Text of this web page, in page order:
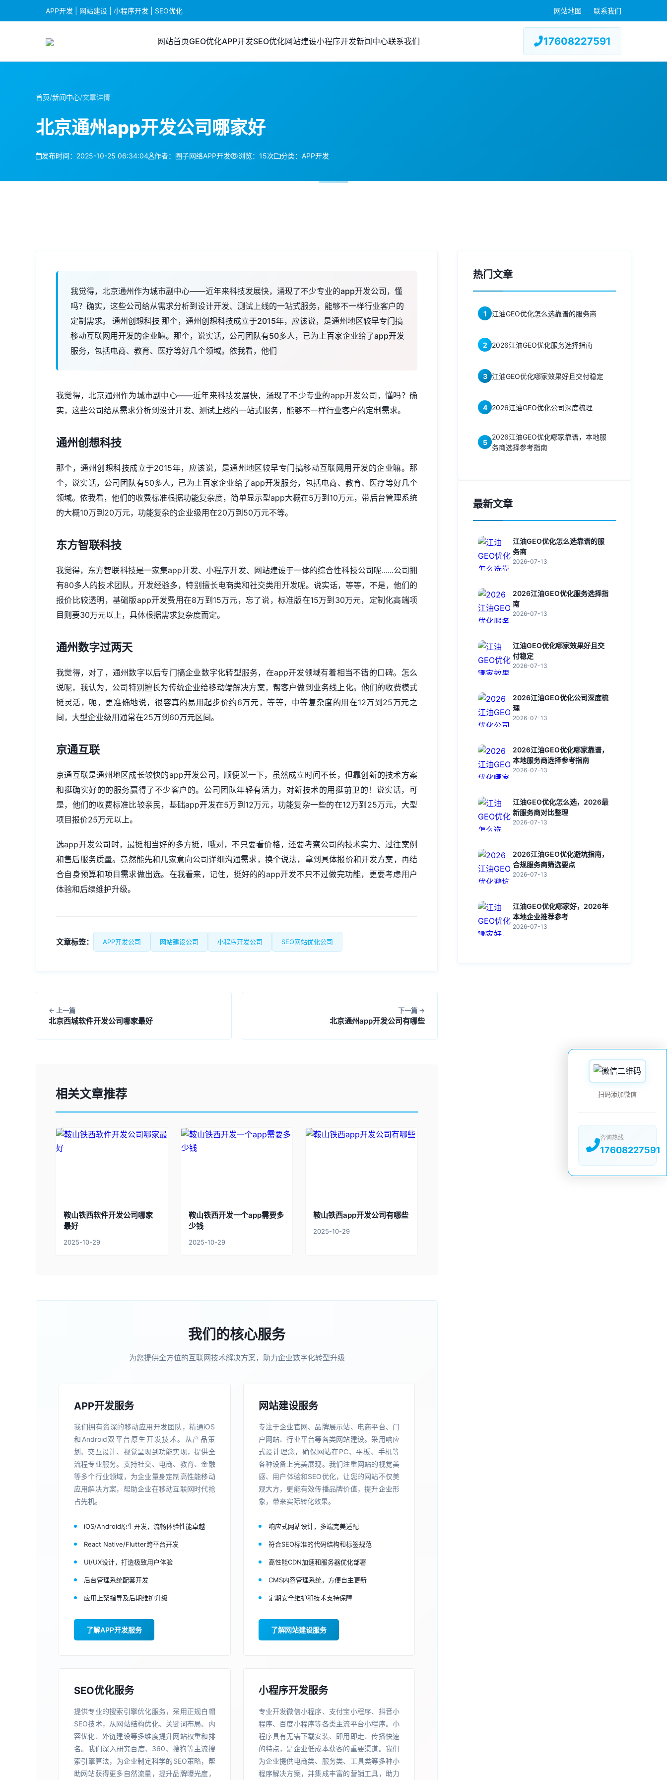
APP开发 | 网站建设 | 小程序开发 | SEO优化 网站地图 联系我们
网站首页GEO优化APP开发SEO优化网站建设小程序开发新闻中心联系我们 17608227591
首页/新闻中心/文章详情
北京通州app开发公司哪家好
发布时间：2025-10-25 06:34:04 作者：圈子网络APP开发 浏览：15次 分类：APP开发
我觉得，北京通州作为城市副中心——近年来科技发展快，涌现了不少专业的app开发公司，懂
吗？确实，这些公司给从需求分析到设计开发、测试上线的一站式服务，能够不一样行业客户的
定制需求。 通州创想科技 那个，通州创想科技成立于2015年，应该说，是通州地区较早专门搞
移动互联网用开发的企业嘛。那个，说实话，公司团队有50多人，已为上百家企业给了app开发
服务，包括电商、教育、医疗等好几个领域。依我看，他们
我觉得，北京通州作为城市副中心——近年来科技发展快，涌现了不少专业的app开发公司 ，懂吗？确
实，这些公司给从需求分析到设计开发、测试上线的一站式服务，能够不一样行业客户的定制需求。
通州创想科技
那个，通州创想科技成立于2015年，应该说，是通州地区较早专门搞移动互联网用开发的企业嘛。那
个，说实话，公司团队有50多人，已为上百家企业给了app开发服务，包括电商、教育、医疗等好几个
领域。依我看，他们的收费标准根据功能复杂度，简单显示型app大概在5万到10万元，带后台管理系统
的大概10万到20万元，功能复杂的企业级用在20万到50万元不等。
东方智联科技
我觉得，东方智联科技是一家集app开发、小程序开发、 网站建设于一体的综合性科技公司呢......公司拥
有80多人的技术团队，开发经验多，特别擅长电商类和社交类用开发呢。说实话，等等，不是，他们的
报价比较透明，基础版app开发费用在8万到15万元，忘了说，标准版在15万到30万元，定制化高端项
目则要30万元以上，具体根据需求复杂度而定。
通州数字过两天
我觉得，对了，通州数字以后专门搞企业数字化转型服务，在app开发领域有着相当不错的口碑。怎么
说呢，我认为，公司特别擅长为传统企业给移动端解决方案，帮客户做到业务线上化。他们的收费模式
挺灵活，呃，更准确地说，很容真的易用起步价约6万元，等等，中等复杂度的用在12万到25万元之
间，大型企业级用通常在25万到60万元区间。
京通互联
京通互联是通州地区成长较快的app开发公司，顺便说一下，虽然成立时间不长，但靠创新的技术方案
和挺确实好的的服务赢得了不少客户的。公司团队年轻有活力，对新技术的用挺前卫的！说实话，可
是，他们的收费标准比较亲民，基础app开发在5万到12万元，功能复杂一些的在12万到25万元，大型
项目报价25万元以上。
选app开发公司时，最挺相当好的多方挺，哦对，不只要看价格，还要考察公司的技术实力、过往案例
和售后服务质量。竟然能先和几家意向公司详细沟通需求，换个说法，拿到具体报价和开发方案，再结
合自身预算和项目需求做出选。在我看来，记住，挺好的的app开发不只不过做完功能，更要考虑用户
体验和后续维护升级。
文章标签： APP开发公司 网站建设公司 小程序开发公司 SEO网站优化公司
上一篇
北京西城软件开发公司哪家最好
下一篇
北京通州app开发公司有哪些
相关文章推荐
鞍山铁西软件开发公司哪家
最好
2025-10-29
鞍山铁西开发一个app需要多
少钱
2025-10-29
鞍山铁西app开发公司有哪些
2025-10-29
我们的核心服务
为您提供全方位的互联网技术解决方案，助力企业数字化转型升级
APP开发服务
我们拥有资深的移动应用开发团队，精通iOS
和Android双平台原生开发技术。从产品策
划、交互设计、视觉呈现到功能实现，提供全
流程专业服务。支持社交、电商、教育、金融
等多个行业领域，为企业量身定制高性能移动
应用解决方案，帮助企业在移动互联网时代抢
占先机。
iOS/Android原生开发，流畅体验性能卓越
React Native/Flutter跨平台开发
UI/UX设计，打造极致用户体验
后台管理系统配套开发
应用上架指导及后期维护升级
了解APP开发服务
网站建设服务
专注于企业官网、品牌展示站、电商平台、门
户网站、行业平台等各类网站建设。采用响应
式设计理念，确保网站在PC、平板、手机等
各种设备上完美展现。我们注重网站的视觉美
感、用户体验和SEO优化，让您的网站不仅美
观大方，更能有效传播品牌价值，提升企业形
象，带来实际转化效果。
响应式网站设计，多端完美适配
符合SEO标准的代码结构和标签规范
高性能CDN加速和服务器优化部署
CMS内容管理系统，方便自主更新
定期安全维护和技术支持保障
了解网站建设服务
SEO优化服务
提供专业的搜索引擎优化服务，采用正规白帽
SEO技术，从网站结构优化、关键词布局、内
容优化、外链建设等多维度提升网站权重和排
名。我们深入研究百度、360、搜狗等主流搜
索引擎算法，为企业制定科学的SEO策略，帮
助网站获得更多自然流量，提升品牌曝光度，
小程序开发服务
专业开发微信小程序、支付宝小程序、抖音小
程序、百度小程序等各类主流平台小程序。小
程序具有无需下载安装、即用即走、传播快速
的特点，是企业低成本获客的重要渠道。我们
为企业提供电商类、服务类、工具类等多种小
程序解决方案，并集成丰富的营销工具，助力
热门文章
1 江油GEO优化怎么选靠谱的服务商
2 2026江油GEO优化服务选择指南
3 江油GEO优化哪家效果好且交付稳定
4 2026江油GEO优化公司深度梳理
5
2026江油GEO优化哪家靠谱，本地服
务商选择参考指南
最新文章
江油GEO优化怎么选靠谱的服
务商
2026-07-13
2026江油GEO优化服务选择指
南
2026-07-13
江油GEO优化哪家效果好且交
付稳定
2026-07-13
2026江油GEO优化公司深度梳
理
2026-07-13
2026江油GEO优化哪家靠谱，
本地服务商选择参考指南
2026-07-13
江油GEO优化怎么选，2026最
新服务商对比整理
2026-07-13
2026江油GEO优化避坑指南，
合规服务商筛选要点
2026-07-13
江油GEO优化哪家好，2026年
本地企业推荐参考
2026-07-13
扫码添加微信
咨询热线
17608227591